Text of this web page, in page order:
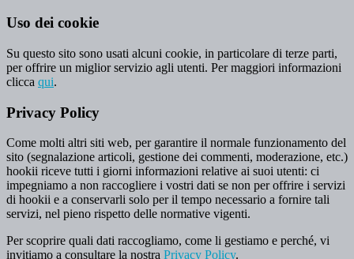
Uso dei cookie
Su questo sito sono usati alcuni cookie, in particolare di terze parti,
per offrire un miglior servizio agli utenti. Per maggiori informazioni
clicca qui.
Privacy Policy
Come molti altri siti web, per garantire il normale funzionamento del
sito (segnalazione articoli, gestione dei commenti, moderazione, etc.)
hookii riceve tutti i giorni informazioni relative ai suoi utenti: ci
impegniamo a non raccogliere i vostri dati se non per offrire i servizi
di hookii e a conservarli solo per il tempo necessario a fornire tali
servizi, nel pieno rispetto delle normative vigenti.
Per scoprire quali dati raccogliamo, come li gestiamo e perché, vi
invitiamo a consultare la nostra Privacy Policy.